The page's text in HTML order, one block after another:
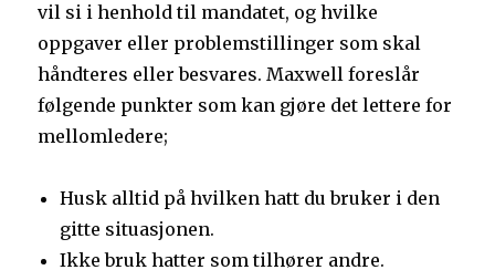
vil si i henhold til mandatet, og hvilke
oppgaver eller problemstillinger som skal
håndteres eller besvares. Maxwell foreslår
følgende punkter som kan gjøre det lettere for
mellomledere;
Husk alltid på hvilken hatt du bruker i den
gitte situasjonen.
Ikke bruk hatter som tilhører andre.